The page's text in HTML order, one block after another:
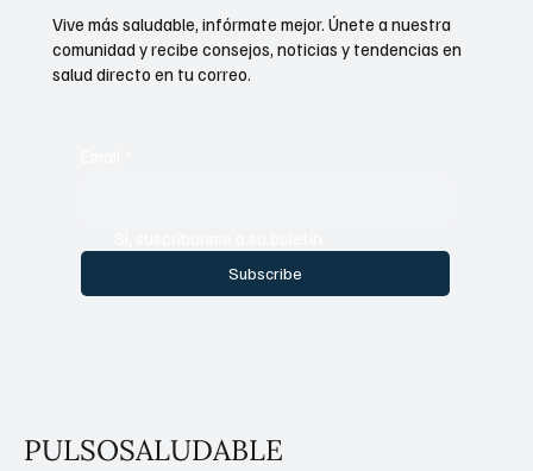
Subscribe
Vive más saludable, infórmate mejor. Únete a nuestra
comunidad y recibe consejos, noticias y tendencias en
salud directo en tu correo.
PULSOSALUDABLE